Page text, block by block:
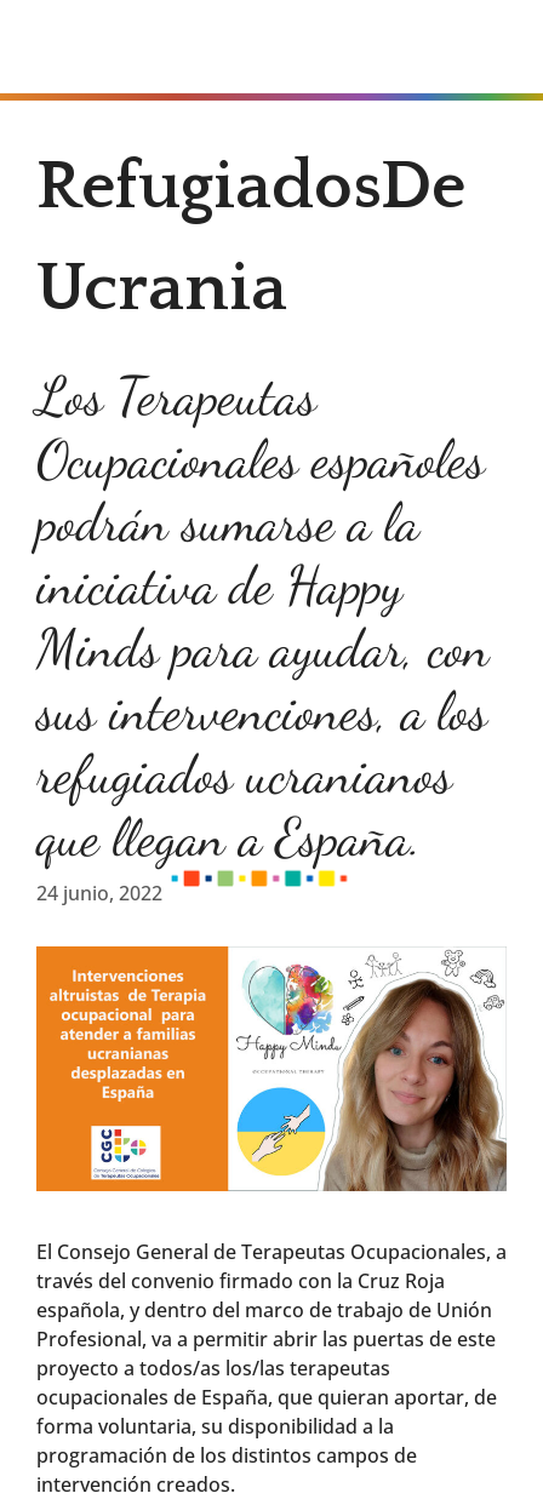
RefugiadosDe
Ucrania
Los Terapeutas
Ocupacionales españoles
podrán sumarse a la
iniciativa de Happy
Minds para ayudar, con
sus intervenciones, a los
refugiados ucranianos
que llegan a España.
24 junio, 2022
El Consejo General de Terapeutas Ocupacionales, a
través del convenio firmado con la Cruz Roja
española, y dentro del marco de trabajo de Unión
Profesional, va a permitir abrir las puertas de este
proyecto a todos/as los/las terapeutas
ocupacionales de España, que quieran aportar, de
forma voluntaria, su disponibilidad a la
programación de los distintos campos de
intervención creados.